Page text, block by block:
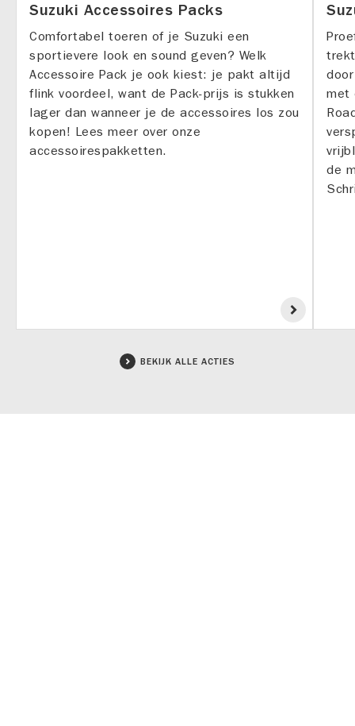
Suzuki Accessoires Packs
Comfortabel toeren of je Suzuki een
sportievere look en sound geven? Welk
Accessoire Pack je ook kiest: je pakt altijd
flink voordeel, want de Pack-prijs is stukken
lager dan wanneer je de accessoires los zou
kopen! Lees meer over onze
accessoirespakketten.
met
de
BEKIJK ALLE ACTIES